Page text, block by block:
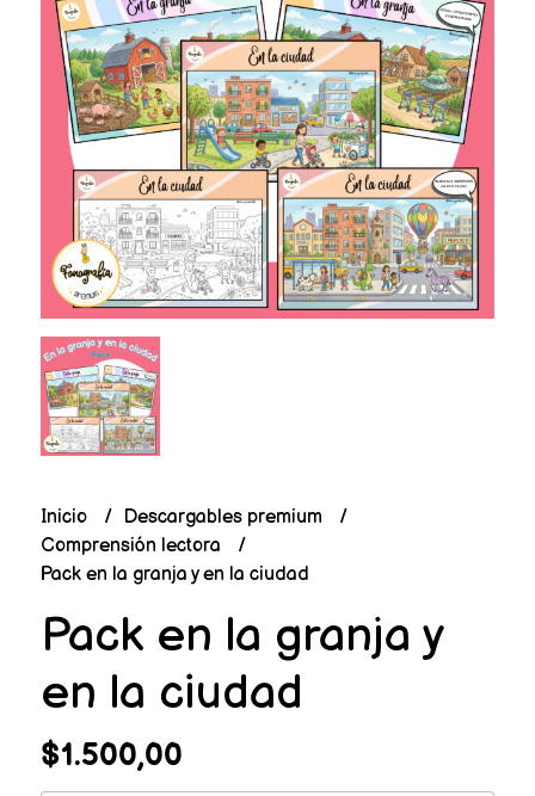
Inicio
Descargables premium
Comprensión lectora
Pack en la granja y en la ciudad
Pack en la granja y
en la ciudad
$1.500,00